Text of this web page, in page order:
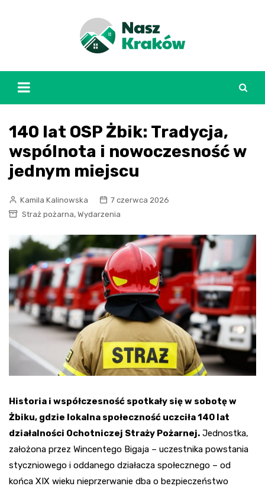
140 lat OSP Żbik: Tradycja,
wspólnota i nowoczesność w
jednym miejscu
Kamila Kalinowska
7 czerwca 2026
Straż pożarna, Wydarzenia
Historia i współczesność spotkały się w sobotę w
Żbiku, gdzie lokalna społeczność uczciła 140 lat
działalności Ochotniczej Straży Pożarnej. Jednostka,
założona przez Wincentego Bigaja – uczestnika powstania
styczniowego i oddanego działacza społecznego – od
końca XIX wieku nieprzerwanie dba o bezpieczeństwo